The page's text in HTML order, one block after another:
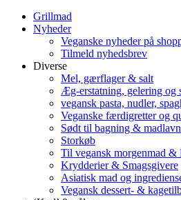
Grillmad
Nyheder
Veganske nyheder på
Tilmeld nyhedsbrev
Diverse
Mel, gærflager & salt
Æg-erstatning, gelering og
vegansk pasta, nudler,
Veganske færdigretter og
Sødt til bagning &
Storkøb
Til vegansk morgenmad &
Krydderier & Smagsgivere
Asiatisk mad og
Vegansk dessert- &